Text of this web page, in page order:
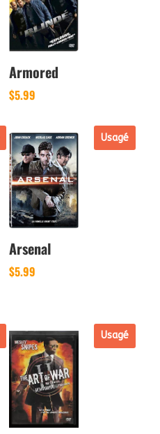
Armored
$5.99
Usagé
Arsenal
$5.99
Usagé